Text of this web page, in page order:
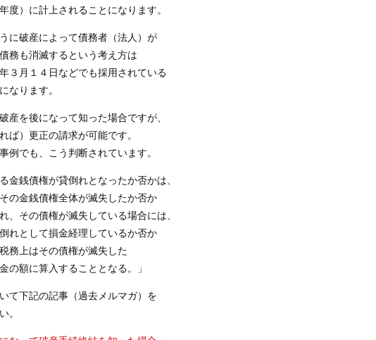
度）に計上されることになります。
に破産によって債務者（法人）が
務も消滅するという考え方は
３月１４日などでも採用されている
なります。
産を後になって知った場合ですが、
ば）更正の請求が可能です。
例でも、こう判断されています。
金銭債権が貸倒れとなったか否かは、
の金銭債権全体が滅失したか否か
、その債権が滅失している場合には、
れとして損金経理しているか否か
務上はその債権が滅失した
の額に算入することとなる。」
て下記の記事（過去メルマガ）を
。